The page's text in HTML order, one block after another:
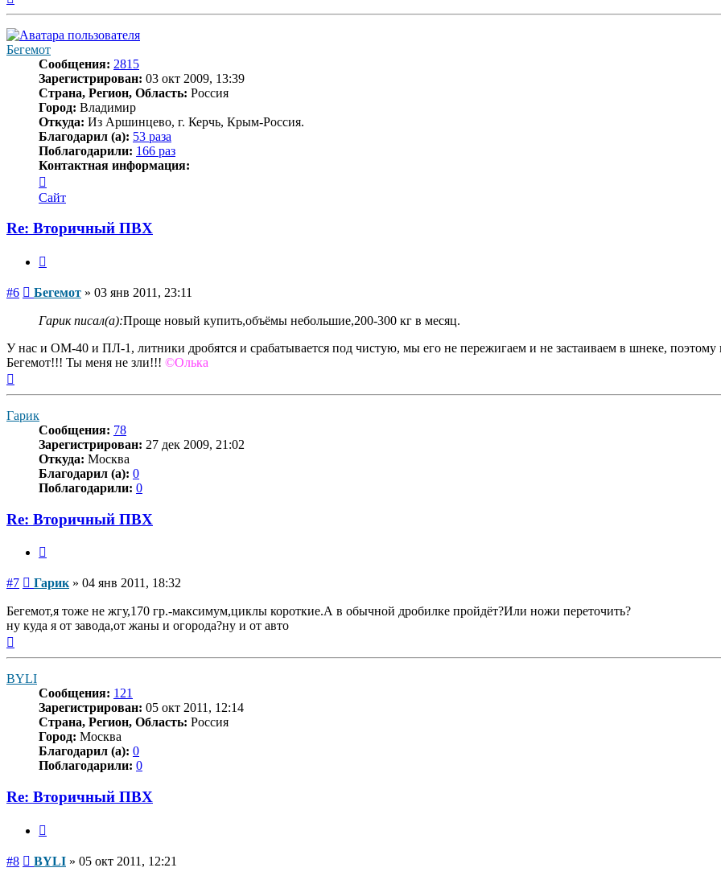
Бегемот
Сообщения: 2815
Зарегистрирован: 03 окт 2009, 13:39
Страна, Регион, Область: Россия
Город: Владимир
Откуда: Из Аршинцево, г. Керчь, Крым-Россия.
Благодарил (а): 53 раза
Поблагодарили: 166 раз
Контактная информация:
информация
пользователя
Сайт
Re: Вторичный ПВХ
#6 Сообщение
Бегемот » 03 янв 2011, 23:11
Гарик писал(а):Проще новый купить,объёмы небольшие,200-300 кг в месяц.
У нас и ОМ-40 и ПЛ-1, литники дробятся и срабатывается под чистую, мы его не пережигаем и не застаиваем в шнеке,
Бегемот!!! Ты меня не зли!!! ©Олька
Гарик
Сообщения: 78
Зарегистрирован: 27 дек 2009, 21:02
Откуда: Москва
Благодарил (а): 0
Поблагодарили: 0
Re: Вторичный ПВХ
#7 Сообщение
Гарик» 04 янв 2011, 18:32
Бегемот,я тоже не жгу,170 гр.-максимум,циклы короткие.А в обычной дробилке пройдёт?Или ножи переточить?
ну куда я от завода,от жаны и огорода?ну и от авто
к
BYLI
Сообщения: 121
Зарегистрирован: 05 окт 2011, 12:14
Страна, Регион, Область: Россия
Город: Москва
Благодарил (а): 0
Поблагодарили: 0
Re: Вторичный ПВХ
#8 Сообщение
BYLI » 05 окт 2011, 12:21